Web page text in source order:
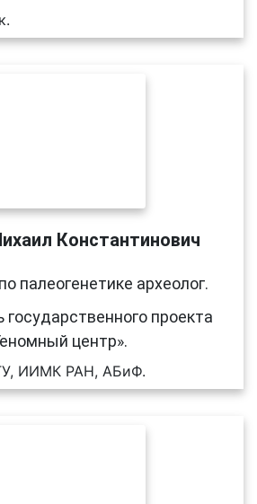
Константинович
палеогенетике археолог.
государственного проекта
центр».
ИИМК РАН, АБиФ.